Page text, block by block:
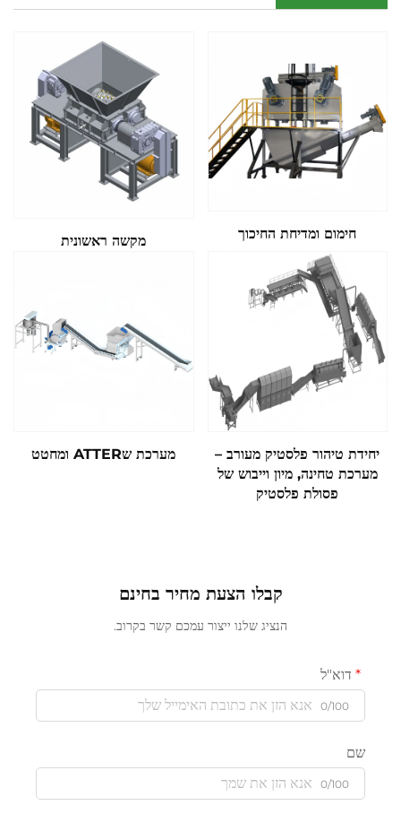
מקשה ראשונית חימום ומדיחת החיכוך
מערכת שATTER ומחטט
יחידת טיהור פלסטיק מעורב –
מערכת טחינה, מיון וייבוש של
פסולת פלסטיק
קבלו הצעת מחיר בחינם
הנציג שלנו ייצור עמכם קשר בקרוב.
דוא"ל
0/100
שם
0/100